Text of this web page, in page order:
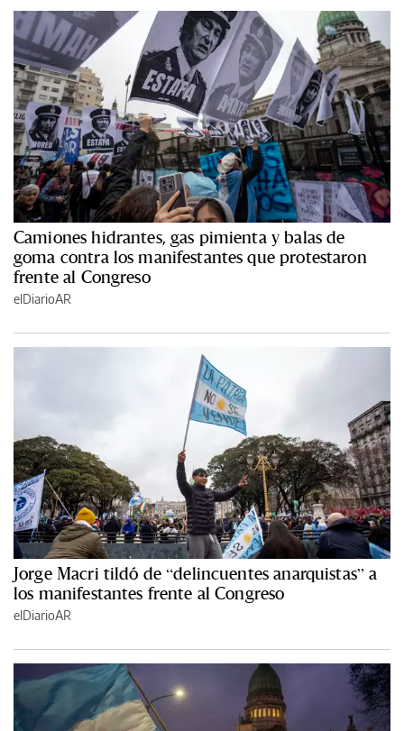
Camiones hidrantes, gas pimienta y balas de
goma contra los manifestantes que protestaron
frente al Congreso
elDiarioAR
Jorge Macri tildó de “delincuentes anarquistas” a
los manifestantes frente al Congreso
elDiarioAR